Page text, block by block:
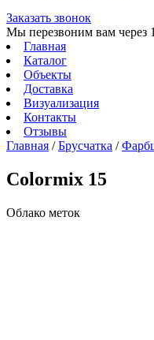
Заказать звонок
Мы перезвоним вам через
Главная
Каталог
Объекты
Доставка
Визуализация
Контакты
Отзывы
Главная /Брусчатка /
Colormix 15
Облако меток